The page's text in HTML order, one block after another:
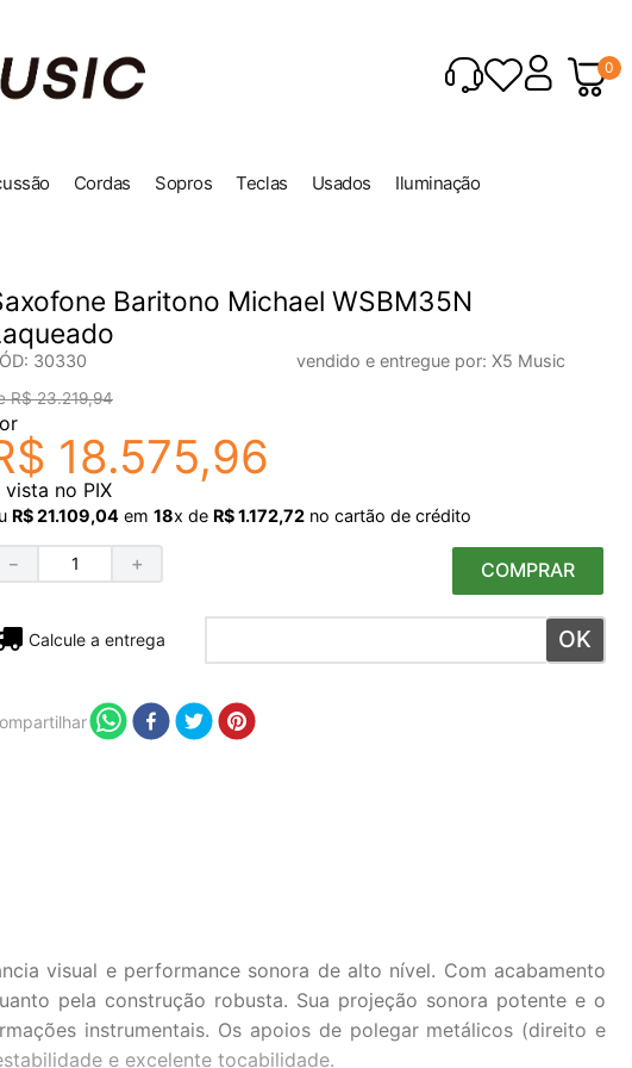
0
Cordas Sopros Teclas Usados Iluminação
Baritono Michael WSBM35N
: 30330 vendido e entregue por: X5 Music
R$ 23.219,94
18.575,96
vista no PIX
R$21.109,04 em 18x de R$1.172,72 no cartão de crédito
＋
－ COMPRAR
Não sei meu CEP
visual e performance sonora de alto nível. Com acabamento
pela construção robusta. Sua projeção sonora potente e o
instrumentais. Os apoios de polegar metálicos (direito e
e excelente tocabilidade.